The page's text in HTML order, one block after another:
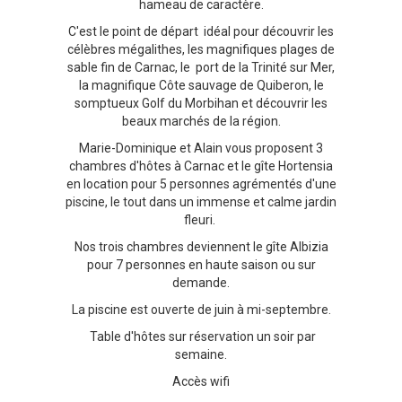
hameau de caractère.
C'est le point de départ idéal pour découvrir les
célèbres mégalithes, les magnifiques plages de
sable fin de Carnac, le port de la Trinité sur Mer,
la magnifique Côte sauvage de Quiberon, le
somptueux Golf du Morbihan et découvrir les
beaux marchés de la région.
Marie-Dominique et Alain vous proposent 3
chambres d'hôtes à Carnac et le gîte Hortensia
en location pour 5 personnes agrémentés d'une
piscine, le tout dans un immense et calme jardin
fleuri.
Nos trois chambres deviennent le gîte Albizia
pour 7 personnes en haute saison ou sur
demande.
La piscine est ouverte de juin à mi-septembre.
Table d'hôtes sur réservation un soir par
semaine.
Accès wifi